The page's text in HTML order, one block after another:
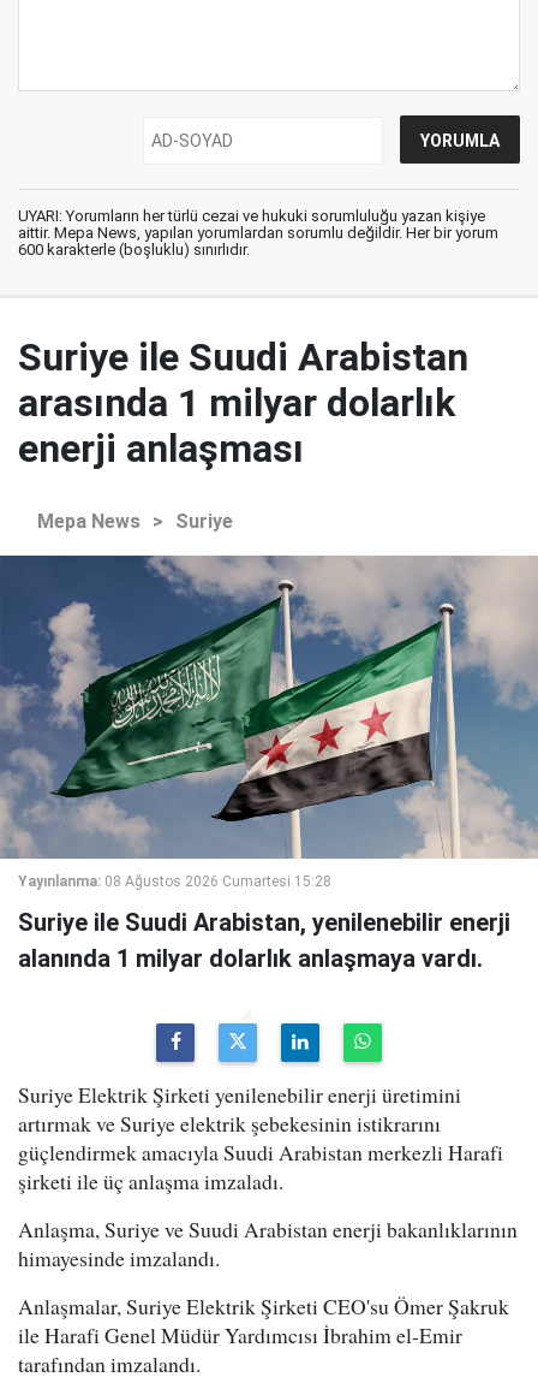
UYARI: Yorumların her türlü cezai ve hukuki sorumluluğu yazan kişiye
aittir. Mepa News, yapılan yorumlardan sorumlu değildir. Her bir yorum
600 karakterle (boşluklu) sınırlıdır.
Suriye ile Suudi Arabistan
arasında 1 milyar dolarlık
enerji anlaşması
Mepa News > Suriye
Yayınlanma: 08 Ağustos 2026 Cumartesi 15:28
Suriye ile Suudi Arabistan, yenilenebilir enerji
alanında 1 milyar dolarlık anlaşmaya vardı.
Suriye Elektrik Şirketi yenilenebilir enerji üretimini
artırmak ve Suriye elektrik şebekesinin istikrarını
güçlendirmek amacıyla Suudi Arabistan merkezli Harafi
şirketi ile üç anlaşma imzaladı.
Anlaşma, Suriye ve Suudi Arabistan enerji bakanlıklarının
himayesinde imzalandı.
Anlaşmalar, Suriye Elektrik Şirketi CEO'su Ömer Şakruk
ile Harafi Genel Müdür Yardımcısı İbrahim el-Emir
tarafından imzalandı.